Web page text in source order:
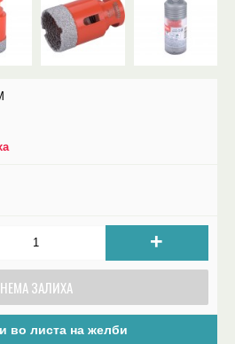
+
НЕМА ЗАЛИХА
во листа на желби